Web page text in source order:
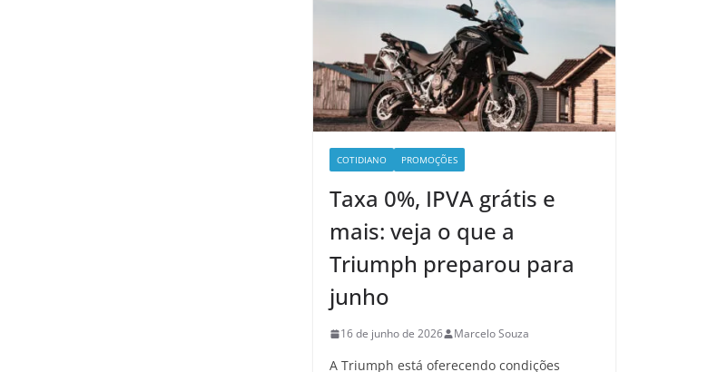
COTIDIANO PROMOÇÕES
Taxa 0%, IPVA grátis e
mais: veja o que a
Triumph preparou para
junho
16 de junho de 2026 Marcelo Souza
A Triumph está oferecendo condições